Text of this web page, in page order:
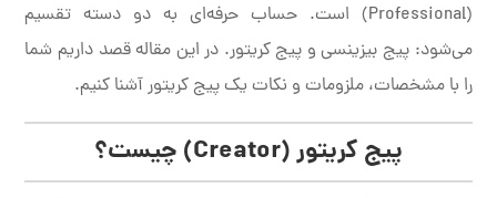
(Professional) است. حساب حرفه‌ای به دو دسته تقسیم
می‌شود: پیج بیزینسی و پیج کریتور. در این مقاله قصد داریم شما
را با مشخصات، ملزومات و نکات یک پیج کریتور آشنا کنیم.
پیج کریتور (Creator) چیست؟